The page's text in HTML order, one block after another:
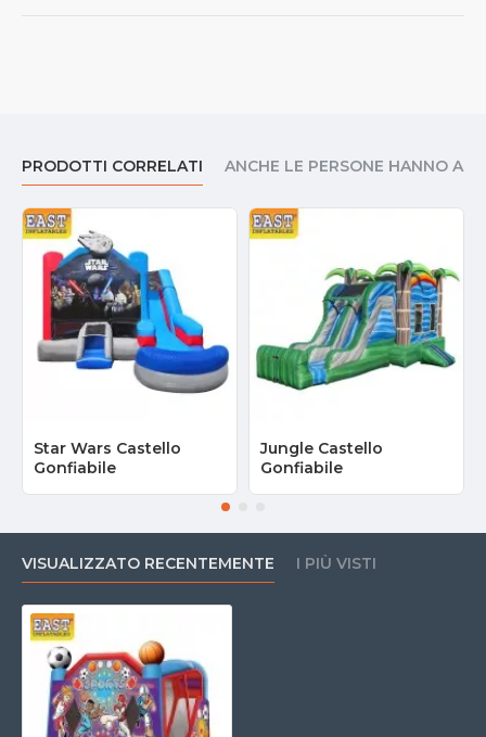
PRODOTTI CORRELATI ANCHE LE PERSONE HANNO
Star Wars Castello
Gonfiabile
Jungle Castello
Gonfiabile
VISUALIZZATO RECENTEMENTE I PIÙ VISTI